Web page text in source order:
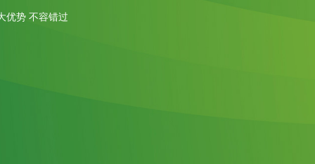
优势 不容错过